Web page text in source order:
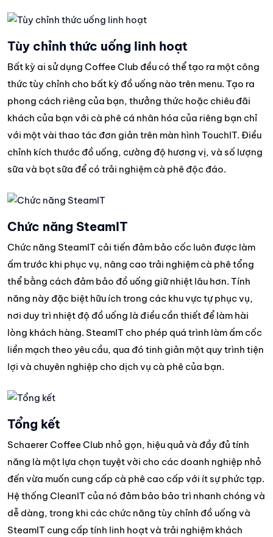
Tùy chỉnh thức uống linh hoạt
Bất kỳ ai sử dụng Coffee Club đều có thể tạo ra một công
thức tùy chỉnh cho bất kỳ đồ uống nào trên menu. Tạo ra
phong cách riêng của bạn, thưởng thức hoặc chiêu đãi
khách của bạn với cà phê cá nhân hóa của riêng bạn chỉ
với một vài thao tác đơn giản trên màn hình TouchIT. Điều
chỉnh kích thước đồ uống, cường độ hương vị, và số lượng
sữa và bọt sữa để có trải nghiệm cà phê độc đáo.
Chức năng SteamIT
Chức năng SteamIT cải tiến đảm bảo cốc luôn được làm
ấm trước khi phục vụ, nâng cao trải nghiệm cà phê tổng
thể bằng cách đảm bảo đồ uống giữ nhiệt lâu hơn. Tính
năng này đặc biệt hữu ích trong các khu vực tự phục vụ,
nơi duy trì nhiệt độ đồ uống là điều cần thiết để làm hài
lòng khách hàng. SteamIT cho phép quá trình làm ấm cốc
liền mạch theo yêu cầu, qua đó tinh giản một quy trình tiện
lợi và chuyên nghiệp cho dịch vụ cà phê của bạn.
Tổng kết
Schaerer Coffee Club nhỏ gọn, hiệu quả và đầy đủ tính
năng là một lựa chọn tuyệt vời cho các doanh nghiệp nhỏ
đến vừa muốn cung cấp cà phê cao cấp với ít sự phức tạp.
Hệ thống CleanIT của nó đảm bảo bảo trì nhanh chóng và
dễ dàng, trong khi các chức năng tùy chỉnh đồ uống và
SteamIT cung cấp tính linh hoạt và trải nghiệm khách